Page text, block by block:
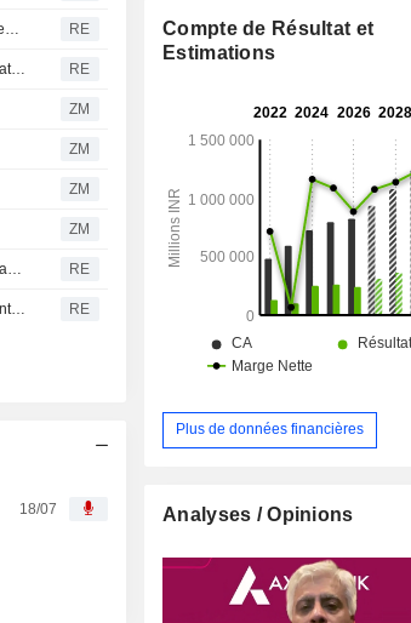
ICICI Bank lève 1 milliard de dollars, la plus importante émission obligataire en devises pour une banque privée indienne RE
Inde : ICICI Bank fixe une orientation initiale pour sa première émission obligataire en dollars depuis près de 9 ans RE
ZM
ZM
ZM
ZM
L'EXIM Bank of India prévoit une émission obligataire de 300 millions de dollars via le dispositif de couverture de la RBI RE
HDFC entraîne les banques indiennes à la baisse après des marges décevantes RE
18/07
Compte de Résultat et
Estimations
Plus de données financières
Analyses / Opinions